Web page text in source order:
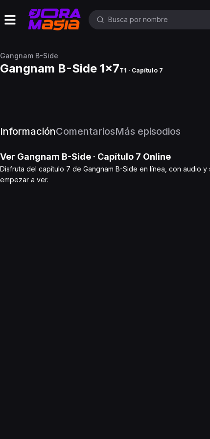
Gangnam B-Side
Gangnam B-Side 1x7T1 · Capítulo 7
InformaciónComentariosMás episodios
Ver Gangnam B-Side · Capítulo 7 Online
Disfruta del capítulo 7 de Gangnam B-Side en línea, con audio
empezar a ver.